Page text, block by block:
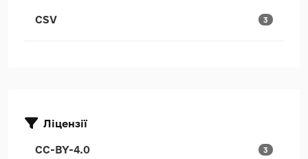
CSV 3
Ліцензії
CC-BY-4.0 3